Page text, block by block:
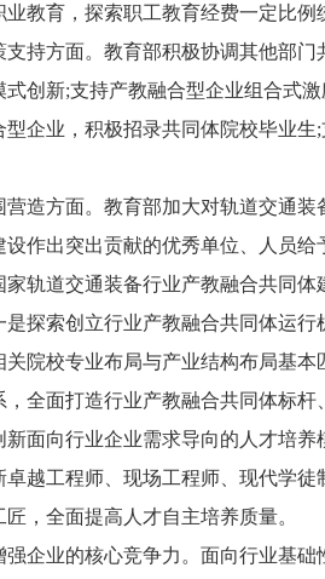
业教育，探索职工教育经费一定比例
支持方面。教育部积极协调其他部门
式创新;支持产教融合型企业组合式
型企业，积极招录共同体院校毕业
营造方面。教育部加大对轨道交通
设作出突出贡献的优秀单位、人员给
家轨道交通装备行业产教融合共同体
是探索创立行业产教融合共同体运
关院校专业布局与产业结构布局基
全面打造行业产教融合共同体标杆
新面向行业企业需求导向的人才培
卓越工程师、现场工程师、现代学
匠，全面提高人才自主培养质量。
强企业的核心竞争力。面向行业基